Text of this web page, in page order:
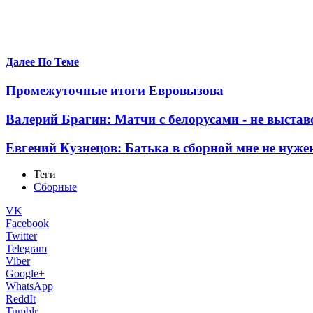
Далее По Теме
Промежуточные итоги Евровызова
Валерий Брагин: Матчи с белорусами - не
Евгений Кузнецов: Батька в сборной мне не
Теги
Сборные
VK
Facebook
Twitter
Telegram
Viber
Google+
WhatsApp
ReddIt